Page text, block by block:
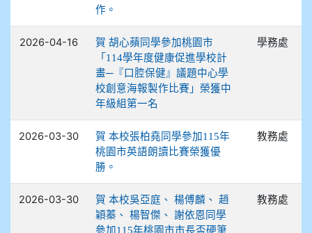
作。
2026-04-16
賀 胡心蘋同學參加桃園市
「114學年度健康促進學校計
畫─『口腔保健』議題中心學
校創意海報製作比賽」榮獲中
年級組第一名
學務處
2026-03-30
賀 本校張柏堯同學參加115年
桃園市英語朗讀比賽榮獲優
勝。
教務處
2026-03-30
賀 本校吳亞庭、 楊傅麟、 趙
穎蓁、 楊智傑、 謝依恩同學
參加115年桃園市市長盃硬筆
教務處